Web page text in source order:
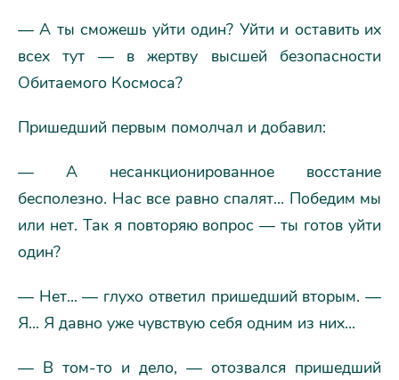
— А ты сможешь уйти один? Уйти и оставить их
всех тут — в жертву высшей безопасности
Обитаемого Космоса?
Пришедший первым помолчал и добавил:
— А несанкционированное восстание
бесполезно. Нас все равно спалят... Победим мы
или нет. Так я повторяю вопрос — ты готов уйти
один?
— Нет... — глухо ответил пришедший вторым. —
Я... Я давно уже чувствую себя одним из них...
— В том-то и дело, — отозвался пришедший